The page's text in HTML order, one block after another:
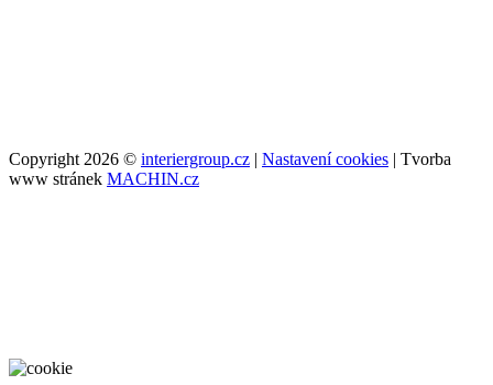
Copyright 2026 © interiergroup.cz | Nastavení cookies | Tvorba
www stránek MACHIN.cz